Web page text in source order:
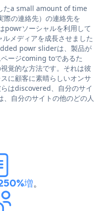
たa small amount of time
際の連絡先）の連絡先を
powrソーシャルを利用して
メディアを成長させました
powr sliderは、製品が
ージcoming toであるた
覚的な方法です。それは彼
に顧客に素晴らしいオンサ
はdiscovered、自分のサイ
、自分のサイトの他のどの人
増。